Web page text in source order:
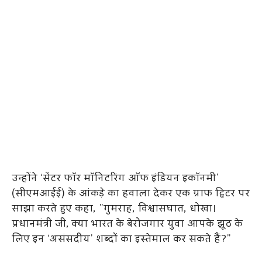
उन्होंने ‘सेंटर फॉर मॉनिटरिंग ऑफ इंडियन इकॉनमी’
(सीएमआईई) के आंकड़े का हवाला देकर एक ग्राफ ट्विटर पर
साझा करते हुए कहा, ”गुमराह, विश्वासघात, धोखा।
प्रधानमंत्री जी, क्या भारत के बेरोजगार युवा आपके झूठ के
लिए इन ‘असंसदीय’ शब्दों का इस्तेमाल कर सकते हैं?”